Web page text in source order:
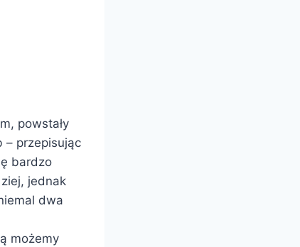
powstały
– przepisując
bardzo
jednak
dwa
możemy